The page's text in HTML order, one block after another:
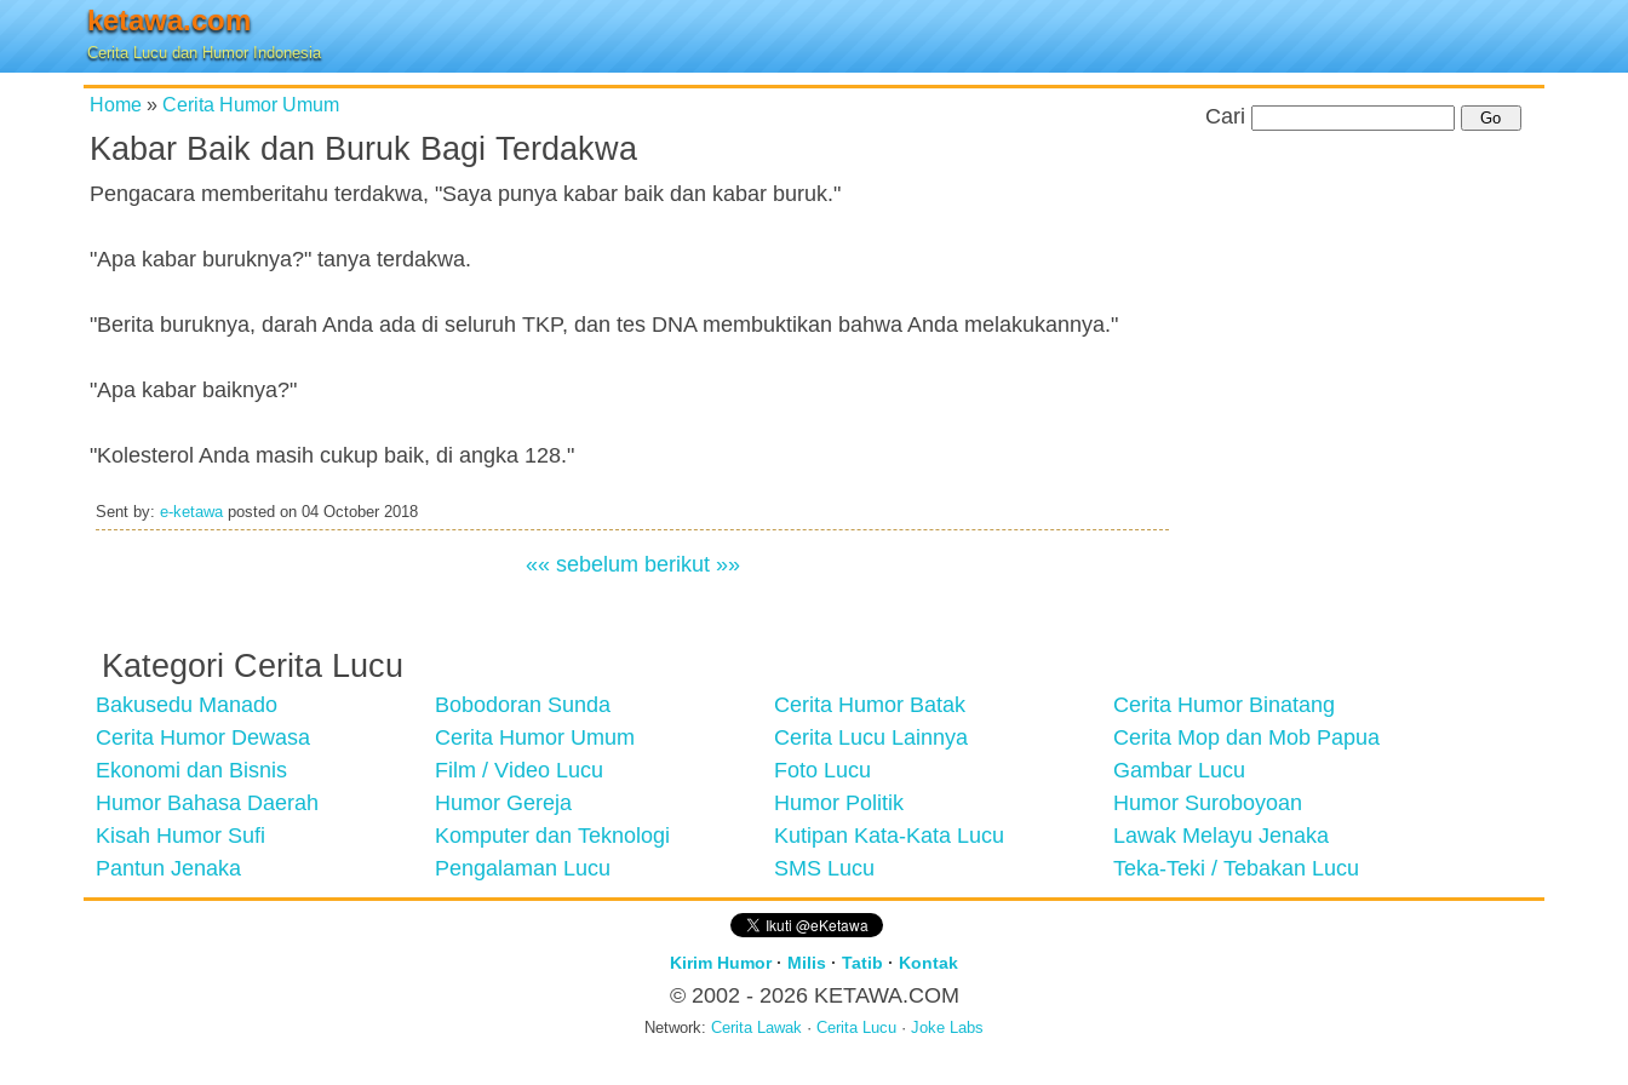
ketawa.com
Cerita Lucu dan Humor Indonesia
Home » Cerita Humor Umum
Kabar Baik dan Buruk Bagi Terdakwa
Pengacara memberitahu terdakwa, "Saya punya kabar baik dan kabar buruk."
"Apa kabar buruknya?" tanya terdakwa.
"Berita buruknya, darah Anda ada di seluruh TKP, dan tes DNA membuktikan bahwa Anda melakukannya."
"Apa kabar baiknya?"
"Kolesterol Anda masih cukup baik, di angka 128."
Sent by: e-ketawaposted on 04 October 2018
«« sebelum berikut »»
Cari
Kategori Cerita Lucu
Bakusedu Manado Bobodoran Sunda Cerita Humor Batak
Cerita Humor Binatang
Cerita Humor Dewasa
Cerita Humor Umum Cerita Lucu Lainnya
Cerita Mop dan Mob Papua
Ekonomi dan Bisnis
Film / Video Lucu Foto Lucu
Gambar Lucu
Humor Bahasa Daerah
Humor Gereja Humor Politik
Humor Suroboyoan
Kisah Humor Sufi
Komputer dan Teknologi Kutipan Kata-Kata Lucu
Lawak Melayu Jenaka
Pantun Jenaka
Pengalaman Lucu SMS Lucu Teka-Teki / Tebakan Lucu
Kirim Humor· Milis · Tatib · Kontak
© 2002 - 2026 KETAWA.COM
Network: Cerita Lawak · Cerita Lucu · Joke Labs